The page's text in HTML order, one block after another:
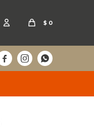
$ 0
  